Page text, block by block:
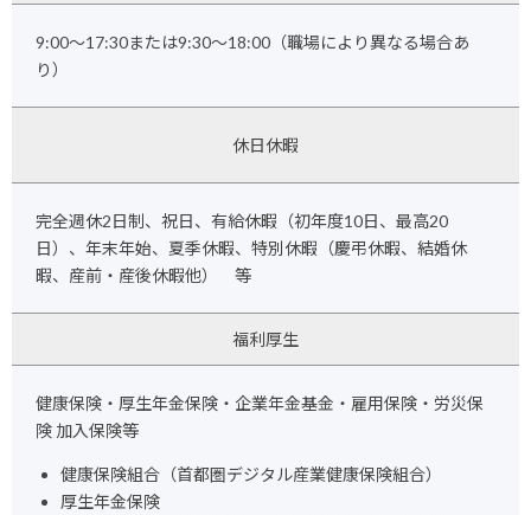
9:00～17:30または9:30～18:00（職場により異なる場合あ
り）
休日休暇
完全週休2日制、祝日、有給休暇（初年度10日、最高20
日）、年末年始、 夏季休暇、特別休暇（慶弔休暇、結婚休
暇、産前・産後休暇他） 等
福利厚生
健康保険・厚生年金保険・企業年金基金・雇用保険・労災保
険 加入保険等
健康保険組合（首都圏デジタル産業健康保険組合）
厚生年金保険